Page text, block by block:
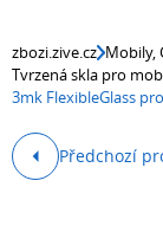
zbozi.zive.cz Mobily,
Tvrzená skla pro
3mk FlexibleGlass
Předchozí